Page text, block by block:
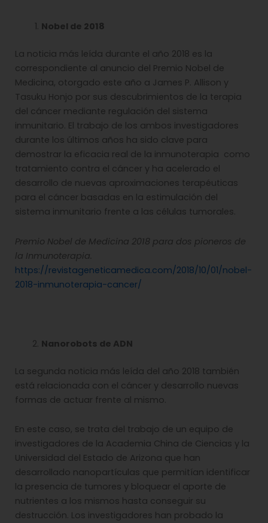
Nobel de 2018
La noticia más leída durante el año 2018 es la
correspondiente al anuncio del Premio Nobel de
Medicina, otorgado este año a James P. Allison y
Tasuku Honjo por sus descubrimientos de la terapia
del cáncer mediante regulación del sistema
inmunitario. El trabajo de los ambos investigadores
durante los últimos años ha sido clave para
demostrar la eficacia real de la inmunoterapia como
tratamiento contra el cáncer y ha acelerado el
desarrollo de nuevas aproximaciones terapéuticas
para el cáncer basadas en la estimulación del
sistema inmunitario frente a las células tumorales.
Premio Nobel de Medicina 2018 para dos pioneros de
la Inmunoterapia.
https://revistageneticamedica.com/2018/10/01/nobel-
2018-inmunoterapia-cancer/
Nanorobots de ADN
La segunda noticia más leída del año 2018 también
está relacionada con el cáncer y desarrollo nuevas
formas de actuar frente al mismo.
En este caso, se trata del trabajo de un equipo de
investigadores de la Academia China de Ciencias y la
Universidad del Estado de Arizona que han
desarrollado nanopartículas que permitían identificar
la presencia de tumores y bloquear el aporte de
nutrientes a los mismos hasta conseguir su
destrucción. Los investigadores han probado la